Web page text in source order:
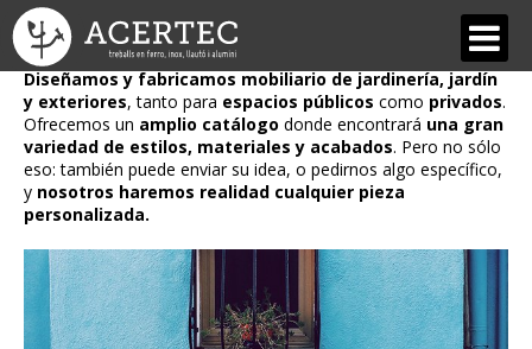
QUIÉNES SOMOS
Acertec
Equipo
Diseños y materiales
Nuestras Ventajas
Mobiliario de jardinería
Diseñamos y fabricamos mobiliario de jardinería, jardín
y exteriores, tanto para espacios públicos como privados.
Ofrecemos un amplio catálogo donde encontrará una gran
variedad de estilos, materiales y acabados. Pero no sólo
eso: también puede enviar su idea, o pedirnos algo específico,
y nosotros haremos realidad cualquier pieza
personalizada.